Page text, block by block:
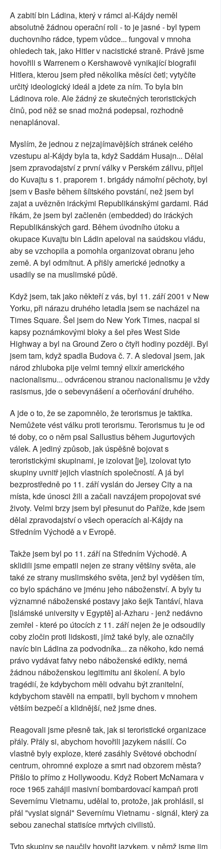
A zabití bin Ládina, který v rámci al-Kájdy neměl
absolutně žádnou operační roli - to je jasné - byl typem
duchovního rádce, typem vůdce... fungoval v mnoha
ohledech tak, jako Hitler v nacistické straně. Právě jsme
hovořili s Warrenem o Kershawově vynikající biografii
Hitlera, kterou jsem před několika měsíci četl; vytyčíte
určitý ideologický ideál a jdete za ním. To byla bin
Ládinova role. Ale žádný ze skutečných teroristických
činů, pod něž se snad možná podepsal, rozhodně
nenaplánoval.
Myslím, že jednou z nejzajímavějších stránek celého
vzestupu al-Kájdy byla ta, když Saddám Husajn... Dělal
jsem zpravodajství z první války v Perském zálivu, přijel
do Kuvajtu s 1. praporem 1. brigády námořní pěchoty, byl
jsem v Basře během šíitského povstání, než jsem byl
zajat a uvězněn iráckými Republikánskými gardami. Rád
říkám, že jsem byl začleněn (embedded) do iráckých
Republikánských gard. Během úvodního útoku a
okupace Kuvajtu bin Ládin apeloval na saúdskou vládu,
aby se vzchopila a pomohla organizovat obranu jeho
země. A byl odmítnut. A přišly americké jednotky a
usadily se na muslimské půdě.
Když jsem, tak jako někteří z vás, byl 11. září 2001 v New
Yorku, při nárazu druhého letadla jsem se nacházel na
Times Square. Šel jsem do New York Times, nacpal si
kapsy poznámkovými bloky a šel přes West Side
Highway a byl na Ground Zero o čtyři hodiny později. Byl
jsem tam, když spadla Budova č. 7. A sledoval jsem, jak
národ zhluboka pije velmi temný elixír amerického
nacionalismu... odvrácenou stranou nacionalismu je vždy
rasismus, jde o sebevynášení a očerňování druhého.
A jde o to, že se zapomnělo, že terorismus je taktika.
Nemůžete vést válku proti terorismu. Terorismus tu je od
té doby, co o něm psal Sallustius během Jugurtových
válek. A jediný způsob, jak úspěšně bojovat s
teroristickými skupinami, je izolovat [je], izolovat tyto
skupiny uvnitř jejich vlastních společností. A já byl
bezprostředně po 11. září vyslán do Jersey City a na
místa, kde únosci žili a začali navzájem propojovat své
životy. Velmi brzy jsem byl přesunut do Paříže, kde jsem
dělal zpravodajství o všech operacích al-Kájdy na
Středním Východě a v Evropě.
Takže jsem byl po 11. září na Středním Východě. A
sklidili jsme empatii nejen ze strany většiny světa, ale
také ze strany muslimského světa, jenž byl vyděšen tím,
co bylo spácháno ve jménu jeho náboženství. A byly tu
významné náboženské postavy jako šejk Tantáví, hlava
[islámské university v Egyptě] al-Azharu - jenž nedávno
zemřel - které po útocích z 11. září nejen že je odsoudily
coby zločin proti lidskosti, jímž také byly, ale označily
navíc bin Ládina za podvodníka... za někoho, kdo nemá
právo vydávat fatvy nebo náboženské edikty, nemá
žádnou náboženskou legitimitu ani školení. A bylo
tragédií, že kdybychom měli odvahu být zranitelní,
kdybychom stavěli na empatii, byli bychom v mnohem
větším bezpečí a klidnější, než jsme dnes.
Reagovali jsme přesně tak, jak si teroristické organizace
přály. Přály si, abychom hovořili jazykem násilí. Co
vlastně byly exploze, které zasáhly Světové obchodní
centrum, ohromné exploze a smrt nad obzorem města?
Přišlo to přímo z Hollywoodu. Když Robert McNamara v
roce 1965 zahájil masivní bombardovací kampaň proti
Severnímu Vietnamu, udělal to, protože, jak prohlásil, si
přál "vyslat signál" Severnímu Vietnamu - signál, který za
sebou zanechal statisíce mrtvých civilistů.
Tyto skupiny se naučily hovořit jazykem, v němž jsme jim